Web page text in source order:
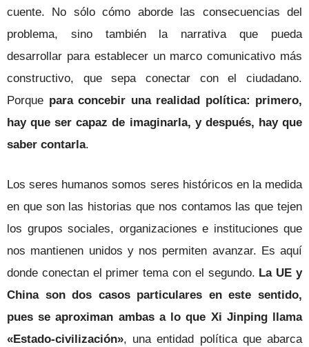
cuente. No sólo cómo aborde las consecuencias del
problema, sino también la narrativa que pueda
desarrollar para establecer un marco comunicativo más
constructivo, que sepa conectar con el ciudadano.
Porque para concebir una realidad política: primero,
hay que ser capaz de imaginarla, y después, hay que
saber contarla.
Los seres humanos somos seres históricos en la medida
en que son las historias que nos contamos las que tejen
los grupos sociales, organizaciones e instituciones que
nos mantienen unidos y nos permiten avanzar. Es aquí
donde conectan el primer tema con el segundo. La UE y
China son dos casos particulares en este sentido,
pues se aproximan ambas a lo que Xi Jinping llama
«Estado-civilización», una entidad política que abarca